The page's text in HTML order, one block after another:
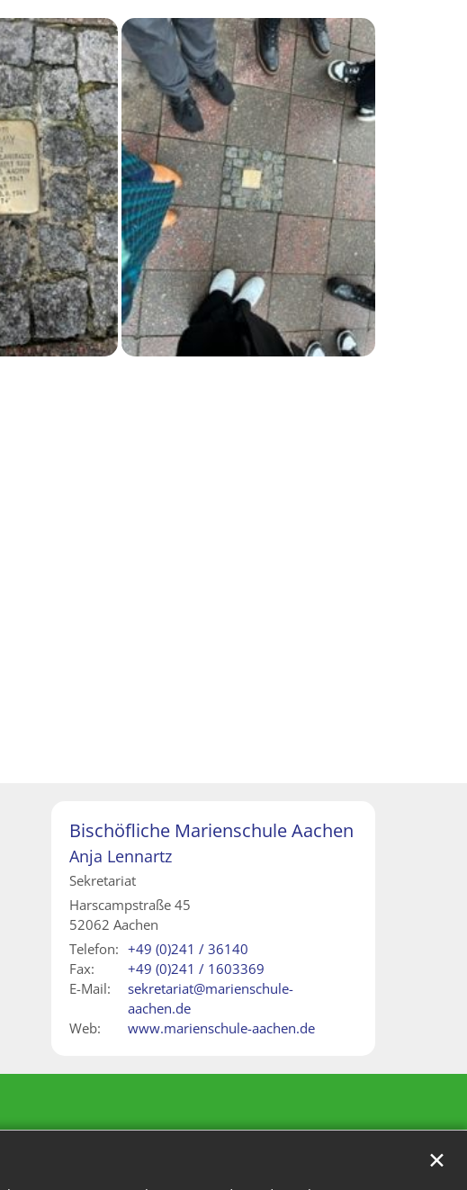
✕
Bischöfliche Marienschule Aachen
Anja Lennartz
Sekretariat
Harscampstraße 45
52062 Aachen
Telefon: +49 (0)241 / 36140
Fax:
+49 (0)241 / 1603369
E-Mail:
sekretariat@marienschule-
aachen.de
Web:
www.marienschule-aachen.de